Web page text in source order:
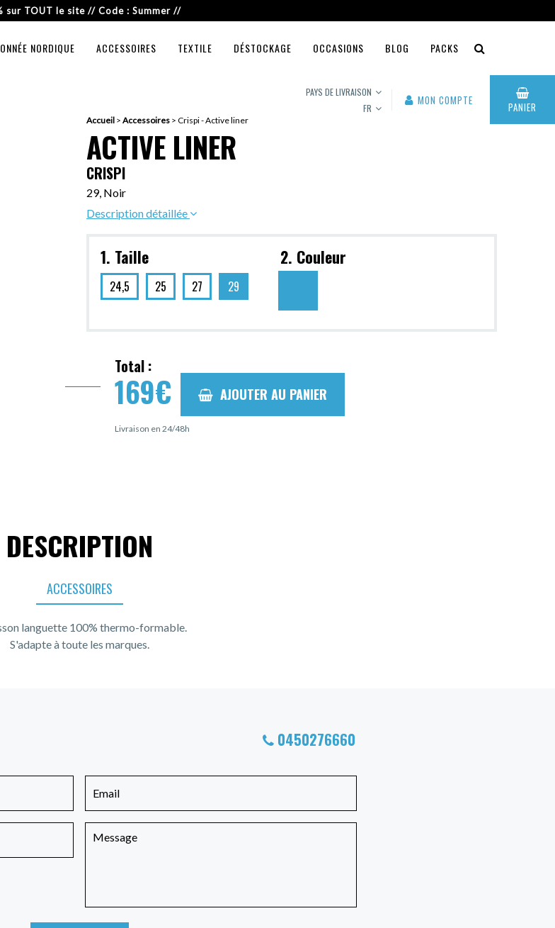
sur TOUT le site // Code : Summer //
NORDIQUE ACCESSOIRES TEXTILE DÉSTOCKAGE OCCASIONS BLOG PACKS
PAYS DE LIVRAISON
FR
MON COMPTE PANIER
Accueil > Accessoires > Crispi - Active liner
ACTIVE LINER
CRISPI
29, Noir
Description détaillée
1. Taille
24,5 25 27 29
2. Couleur
Total :
169€ AJOUTER AU PANIER
Livraison en 24/48h
DESCRIPTION
ACCESSOIRES
languette 100% thermo-formable.
S'adapte à toute les marques.
0450276660